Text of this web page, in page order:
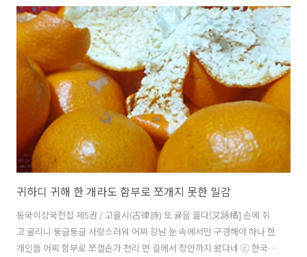
어대네 행인들은 의인인가 착각하고는 쫓기듯 달려 서로 피하네 실상은
망령되고 용렬해 나라엔 아무짝에도 쓸모없네 배 하나만 뚱뚱해 국록만
실컷 먹었을 뿐 스스로 생각해도 얼굴 두꺼운데 남들이 조롱하지 않으리
속히 그만두고 들어앉아 누추한 꼴 더하지나 말아야지 ⓒ 한국고전번역
원 | 권오호 (역) | 1978 髮落頭盡童。譬之禿山是。脫帽得不慙。容
梳已無意。若無鬢與鬚。眞與老髡..
귀하디 귀해 한 개라도 함부로 쪼개지 못한 밀감
동국이상국전집 제5권 / 고율시(古律詩) 또 귤을 읊다[又詠橘] 손에 쥐
고 굴리니 둥글둥글 사랑스러워 어찌 강남 눈 속에서만 구경해야 하나 한
개인들 어찌 함부로 쪼갤손가 천리 먼 길에서 장안까지 왔다네 ⓒ 한국고